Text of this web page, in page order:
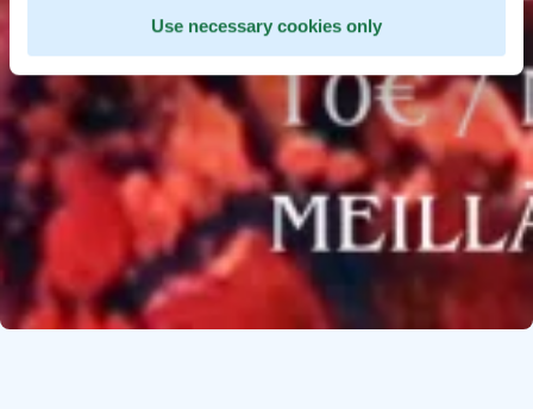
Use necessary cookies only